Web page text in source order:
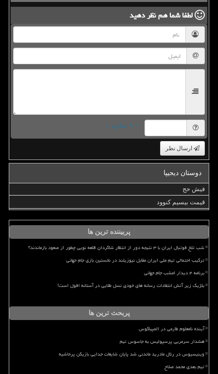
لطفا شما همنظر دهید
= ۹ بعلاوه ۱
ارسال نظر
دوستان دیجیپا
فیش حج
قیمت بیسیم کنوود
پربیننده ترین ها
شب تلخ فوتبال ایران با ۳ نتیجه دور از انتظار شاگردان قلعه نویی چطور از صعود بازماندند؟
ترکیب احتمالی تیم ملی ایران مقابل نیوزیلند در نخستین بازی جام جهانی
برنامه ۴ دیدار امشب جام جهانی
بلژیک زیر آتش انتقادات رسانه های خودی نسل طلایی در آستانه افول است!
پربحث ترین ها
آینده نامعلوم طارمی در المپیاکوس
هشدار سرمربی پرسپولیس به جاسوس تیم
وینیسیوس در رئال مادرید ماندنی شد پایان شایعات جدایی بازیکن پرحاشیه
تیم بعدی محمد صلاح